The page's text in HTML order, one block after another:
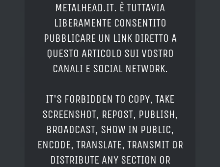
METALHEAD.IT. È TUTTAVIA
LIBERAMENTE CONSENTITO
PUBBLICARE UN LINK DIRETTO A
QUESTO ARTICOLO SUI VOSTRO
CANALI E SOCIAL NETWORK.
IT'S FORBIDDEN TO COPY, TAKE
SCREENSHOT, REPOST, PUBLISH,
BROADCAST, SHOW IN PUBLIC,
ENCODE, TRANSLATE, TRANSMIT OR
DISTRIBUTE ANY SECTION OR